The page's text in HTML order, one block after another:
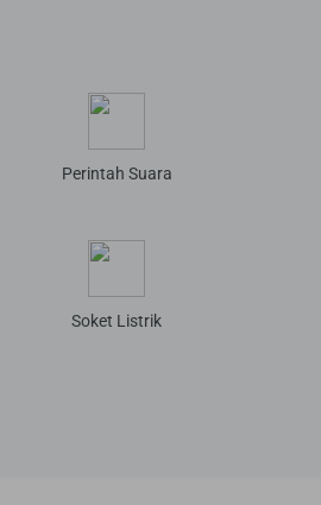
Perintah Suara
Soket Listrik